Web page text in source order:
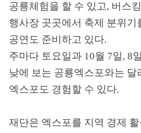
공룡체험을 할 수 있고, 버스
행사장 곳곳에서 축제 분위기
공연도 준비하고 있다.
주마다 토요일과 10월 7일, 8
낮에 보는 공룡엑스포와는
엑스포도 경험할 수 있다.
재단은 엑스포를 지역 경제